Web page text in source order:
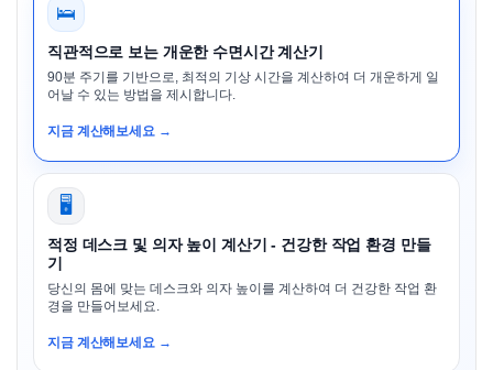
🛌
직관적으로 보는 개운한 수면시간 계산기
90분 주기를 기반으로, 최적의 기상 시간을 계산하여 더 개운하게 일
어날 수 있는 방법을 제시합니다.
지금 계산해보세요 →
🖥️
적정 데스크 및 의자 높이 계산기 - 건강한 작업 환경 만들
기
당신의 몸에 맞는 데스크와 의자 높이를 계산하여 더 건강한 작업 환
경을 만들어보세요.
지금 계산해보세요 →